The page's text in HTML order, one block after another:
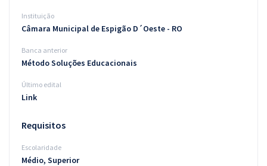
BlogInstituição
Câmara Municipal de Espigão D´Oeste - RO
Banca anterior
Método Soluções Educacionais
Último edital
Link
Requisitos
Escolaridade
Médio, Superior